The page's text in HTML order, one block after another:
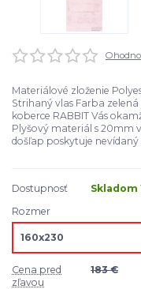
Materiálové zloženie
Strihaný vlas Farba
koberce RABBIT Vás
Plyšový materiál s 20mm
došľap poskytuje nevídaný
Dostupnosť
Skladom
Rozmer
Cena pred
zľavou
183 €